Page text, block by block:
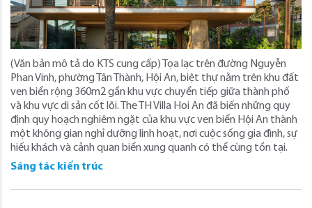
(Văn bản mô tả do KTS cung cấp) Tọa lạc trên đường Nguyễn
Phan Vinh, phường Tân Thành, Hội An, biệt thự nằm trên khu đất
ven biển rộng 360m2 gần khu vực chuyển tiếp giữa thành phố
và khu vực di sản cốt lõi. The TH Villa Hoi An đã biến những quy
định quy hoạch nghiêm ngặt của khu vực ven biển Hội An thành
một không gian nghỉ dưỡng linh hoạt, nơi cuộc sống gia đình, sự
hiếu khách và cảnh quan biển xung quanh có thể cùng tồn tại.
Sáng tác kiến trúc